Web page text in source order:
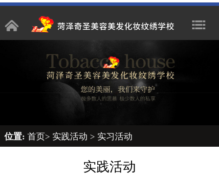
位置: 首页> 实践活动 > 实习活动
实践活动